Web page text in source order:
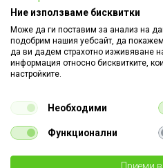
Условия за ползване
Стани дистрибутор
Карта на сайта
Как да намеря документ
към поръчка
Конфигуратор за ел.
ключове и контакти
Уважаеми Клиенти, моля да имате
Ние използваме бисквитки
Може да ги поставим за анализ на
подобрим нашия уебсайт, да
да ви дадем страхотно изживяване
информация относно бисквитките,
настройките.
Необходими
Функционални